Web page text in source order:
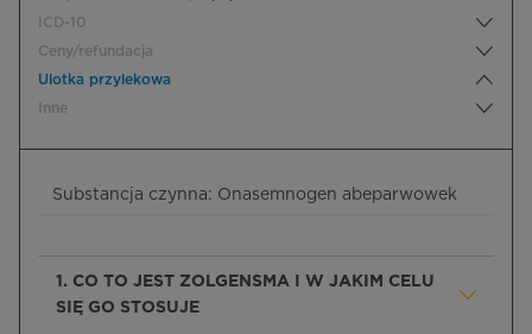
ICD-10
Ceny/refundacja
Ulotka przylekowa
Inne
Substancja czynna: Onasemnogen abeparwowek
1. CO TO JEST ZOLGENSMA I W JAKIM CELU
SIĘ GO STOSUJE